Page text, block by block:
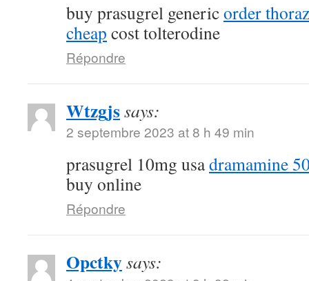
buy prasugrel genericorder
cheap cost tolterodine
Répondre
Wtzgjssays:
2 septembre 2023 at 8 h 49 min
prasugrel 10mg usadramamine
buy online
Répondre
Opctkysays: